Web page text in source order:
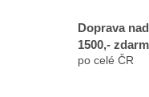
Doprava nad
1500,-
po celé ČR